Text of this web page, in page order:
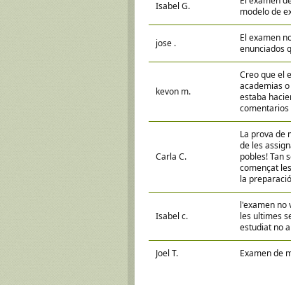
Isabel G.
modelo de
jose .
El examen
enunciados
kevon m.
Creo que el
academias
estaba
comentarios
Carla C.
La prova de
de les
pobles! Tan
començat
la
Isabel c.
l'examen no
les ultimes
estudiat no
Joel T. Examen de